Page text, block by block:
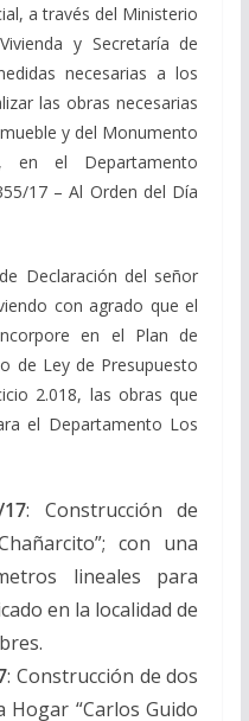
a través del Ministerio
y Secretaría de
necesarias a los
las obras necesarias
y del Monumento
en el Departamento
17 – Al Orden del Día
del señor
con agrado que el
en el Plan de
de Ley de Presupuesto
2.018, las obras que
el Departamento Los
: Construcción de
con una
lineales para
en la localidad de
: Construcción de dos
Hogar “Carlos Guido